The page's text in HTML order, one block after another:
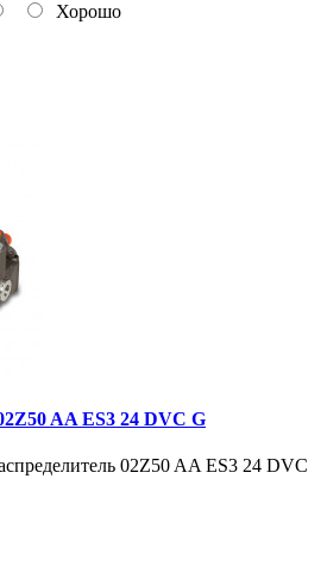
Хорошо
AA ES3 24 DVC G
02Z50 AA ES3 24 DVC